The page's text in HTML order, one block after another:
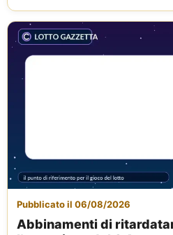
Pubblicato il 06/08/2026
Abbinamenti di